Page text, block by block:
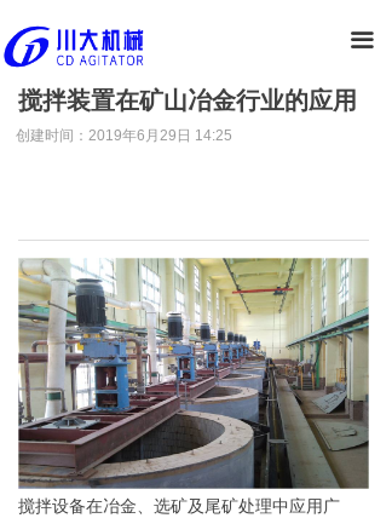
끀
搅拌装置在矿山冶金行业的应用
创建时间： 2019年6月29日 14:25
搅拌设备在冶金、选矿及尾矿处理中应用广